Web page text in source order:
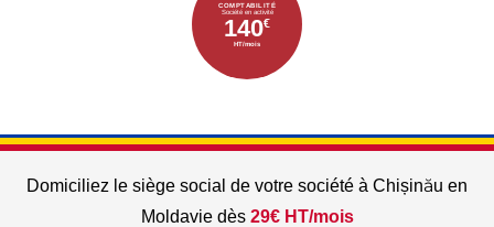
COMPTABILITÉ
Société en activité
140€
HT/mois
Domiciliez le siège social de votre société à Chișinău en
Moldavie dès 29€ HT/mois